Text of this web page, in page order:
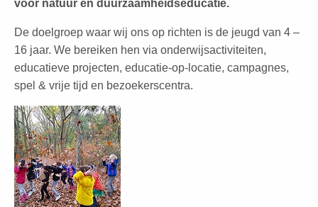
voor natuur en duurzaamheidseducatie.
De doelgroep waar wij ons op richten is de jeugd van 4 –
16 jaar. We bereiken hen via onderwijsactiviteiten,
educatieve projecten, educatie-op-locatie, campagnes,
spel & vrije tijd en bezoekerscentra.